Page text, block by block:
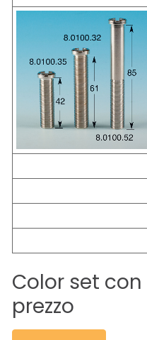
Color set con
prezzo